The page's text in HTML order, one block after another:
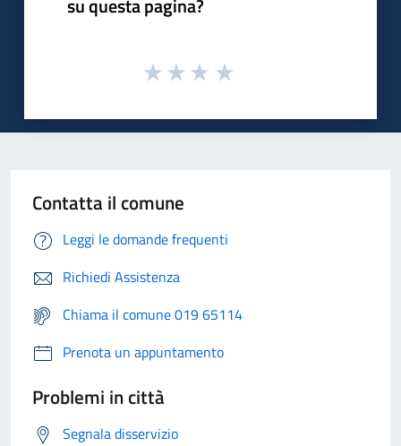
Contatta il comune
Leggi le domande frequenti
Richiedi Assistenza
Chiama il comune 019 65114
Prenota un appuntamento
Problemi in città
Segnala disservizio